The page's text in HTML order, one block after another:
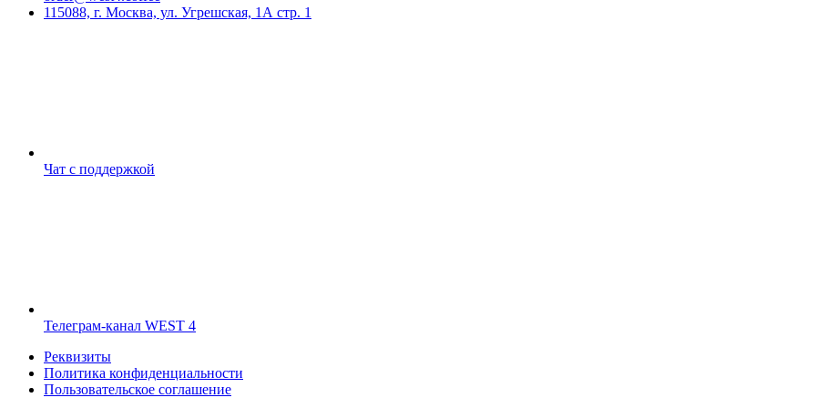
115088, г. Москва, ул. Угрешская, 1А стр. 1
Чат с поддержкой
Телеграм-канал WEST 4
Реквизиты
Политика конфиденциальности
Пользовательское соглашение